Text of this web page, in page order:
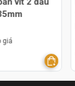
giá